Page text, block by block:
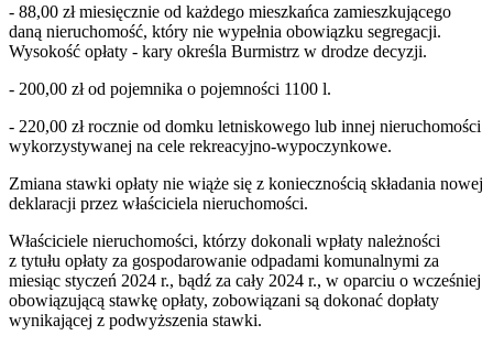
- 88,00 zł miesięcznie od każdego mieszkańca zamieszkującego
daną nieruchomość, który nie wypełnia obowiązku segregacji.
Wysokość opłaty - kary określa Burmistrz w drodze decyzji.
- 200,00 zł od pojemnika o pojemności 1100 l.
- 220,00 zł rocznie od domku letniskowego lub innej nieruchomości
wykorzystywanej na cele rekreacyjno-wypoczynkowe.
Zmiana stawki opłaty nie wiąże się z koniecznością składania nowej
deklaracji przez właściciela nieruchomości.
Właściciele nieruchomości, którzy dokonali wpłaty należności
z tytułu opłaty za gospodarowanie odpadami komunalnymi za
miesiąc styczeń 2024 r., bądź za cały 2024 r., w oparciu o wcześniej
obowiązującą stawkę opłaty, zobowiązani są dokonać dopłaty
wynikającej z podwyższenia stawki.